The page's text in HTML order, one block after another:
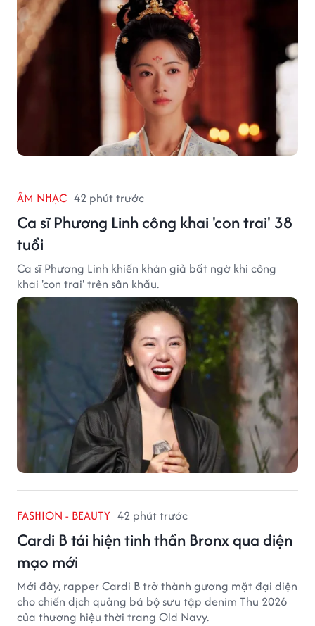
ÂM NHẠC 42 phút trước
Ca sĩ Phương Linh công khai 'con trai' 38
tuổi
Ca sĩ Phương Linh khiến khán giả bất ngờ khi công
khai 'con trai' trên sân khấu.
FASHION - BEAUTY 42 phút trước
Cardi B tái hiện tinh thần Bronx qua diện
mạo mới
Mới đây, rapper Cardi B trở thành gương mặt đại diện
cho chiến dịch quảng bá bộ sưu tập denim Thu 2026
của thương hiệu thời trang Old Navy.